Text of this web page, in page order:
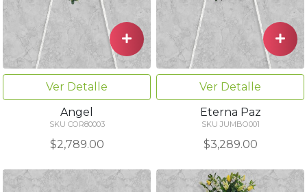
Ver Detalle
Angel
SKU COR80003
$2,789.00
Ver Detalle
Eterna Paz
SKU JUMBO001
$3,289.00